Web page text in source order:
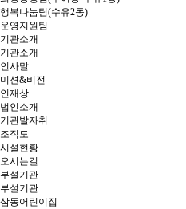
행복나눔팀(수유2동)
운영지원팀
기관소개
기관소개
인사말
미션&비전
인재상
법인소개
기관발자취
조직도
시설현황
오시는길
부설기관
부설기관
삼동어린이집